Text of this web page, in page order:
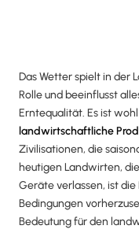
Das Wetter spielt in der
Rolle und beeinflusst
Erntequalität. Es ist
landwirtschaftliche
Zivilisationen, die
heutigen Landwirten,
Geräte verlassen, ist
Bedingungen
Bedeutung für den